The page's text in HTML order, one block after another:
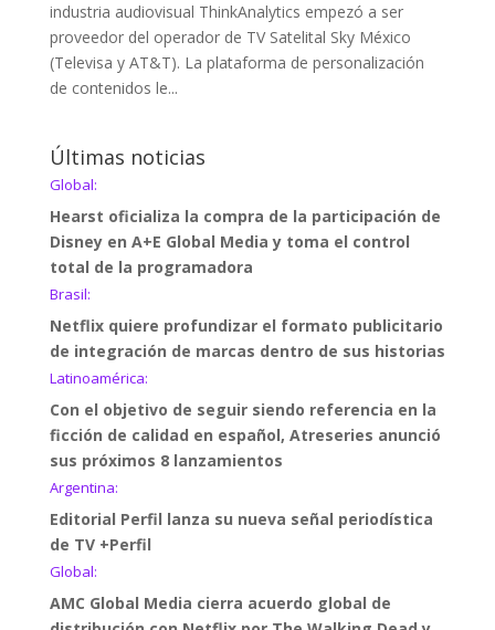
industria audiovisual ThinkAnalytics empezó a ser
proveedor del operador de TV Satelital Sky México
(Televisa y AT&T). La plataforma de personalización
de contenidos le...
Últimas noticias
Global:
Hearst oficializa la compra de la participación de
Disney en A+E Global Media y toma el control
total de la programadora
Brasil:
Netflix quiere profundizar el formato publicitario
de integración de marcas dentro de sus historias
Latinoamérica:
Con el objetivo de seguir siendo referencia en la
ficción de calidad en español, Atreseries anunció
sus próximos 8 lanzamientos
Argentina:
Editorial Perfil lanza su nueva señal periodística
de TV +Perfil
Global:
AMC Global Media cierra acuerdo global de